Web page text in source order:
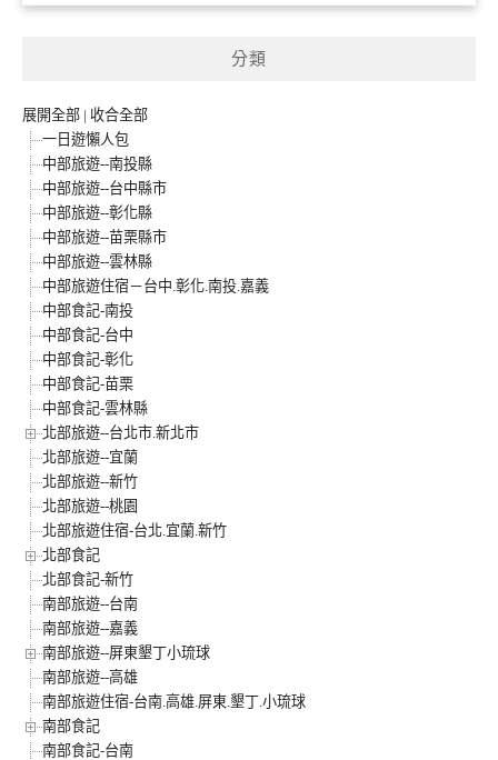
分類
展開全部 | 收合全部
一日遊懶人包
中部旅遊--南投縣
中部旅遊--台中縣市
中部旅遊--彰化縣
中部旅遊--苗栗縣市
中部旅遊--雲林縣
中部旅遊住宿－台中.彰化.南投.嘉義
中部食記-南投
中部食記-台中
中部食記-彰化
中部食記-苗栗
中部食記-雲林縣
北部旅遊--台北市.新北市
北部旅遊--宜蘭
北部旅遊--新竹
北部旅遊--桃園
北部旅遊住宿-台北.宜蘭.新竹
北部食記
北部食記-新竹
南部旅遊--台南
南部旅遊--嘉義
南部旅遊--屏東墾丁小琉球
南部旅遊--高雄
南部旅遊住宿-台南.高雄.屏東.墾丁.小琉球
南部食記
南部食記-台南